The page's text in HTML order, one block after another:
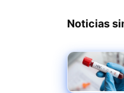
Noticias